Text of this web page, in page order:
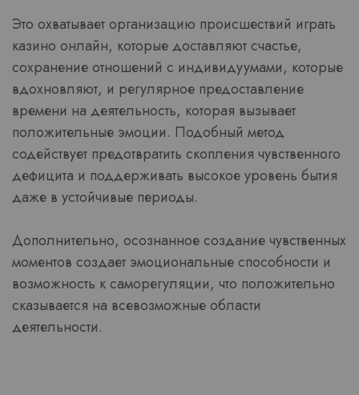
Это охватывает организацию происшествий играть
казино онлайн, которые доставляют счастье,
сохранение отношений с индивидуумами, которые
вдохновляют, и регулярное предоставление
времени на деятельность, которая вызывает
положительные эмоции. Подобный метод
содействует предотвратить скопления чувственного
дефицита и поддерживать высокое уровень бытия
даже в устойчивые периоды.
Дополнительно, осознанное создание чувственных
моментов создает эмоциональные способности и
возможность к саморегуляции, что положительно
сказывается на всевозможные области
деятельности.